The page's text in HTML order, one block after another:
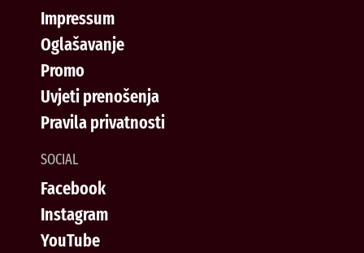
Impressum
Oglašavanje
Promo
Uvjeti prenošenja
Pravila privatnosti
SOCIAL
Facebook
Instagram
YouTube